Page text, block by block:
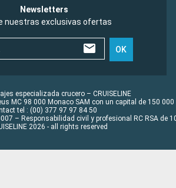
Newsletters
nuestras exclusivas ofertas
OK
especializada crucero – CRUISELINE
MC 98 000 Monaco SAM con un capital de 150 000
tel : (00) 377 97 97 84 50
– Responsabilidad civil y profesional RC RSA de
2026 - all rights reserved